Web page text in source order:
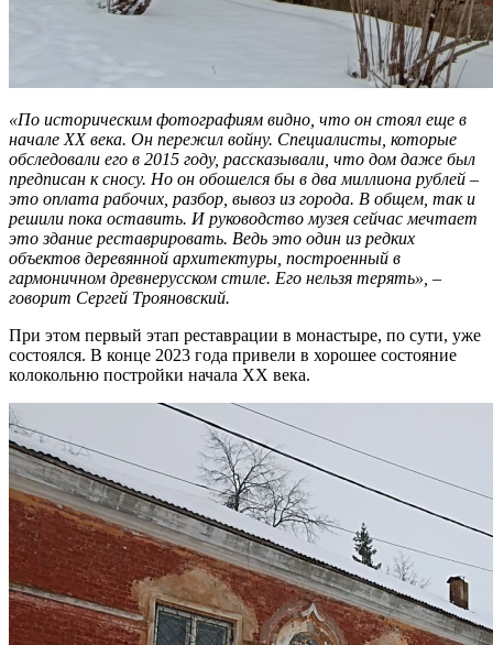
«По историческим фотографиям видно, что он стоял еще в
начале XX века. Он пережил войну. Специалисты, которые
обследовали его в 2015 году, рассказывали, что дом даже был
предписан к сносу. Но он обошелся бы в два миллиона рублей –
это оплата рабочих, разбор, вывоз из города. В общем, так и
решили пока оставить. И руководство музея сейчас мечтает
это здание реставрировать. Ведь это один из редких
объектов деревянной архитектуры, построенный в
гармоничном древнерусском стиле. Его нельзя терять», –
говорит Сергей Трояновский.
При этом первый этап реставрации в монастыре, по сути, уже
состоялся. В конце 2023 года привели в хорошее состояние
колокольню постройки начала XX века.